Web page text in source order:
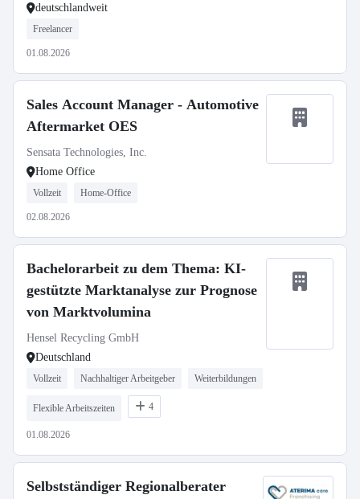
deutschlandweit
Freelancer
01.08.2026
Sales Account Manager - Automotive
Aftermarket OES
Sensata Technologies, Inc.
Home Office
Vollzeit Home-Office
02.08.2026
Bachelorarbeit zu dem Thema: KI-
gestützte Marktanalyse zur Prognose
von Marktvolumina
Hensel Recycling GmbH
Deutschland
Vollzeit Nachhaltiger Arbeitgeber Weiterbildungen
Flexible Arbeitszeiten 4
01.08.2026
Selbstständiger Regionalberater